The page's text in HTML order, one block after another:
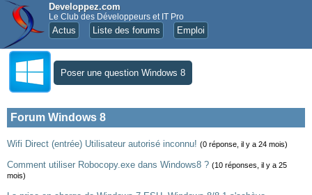
Developpez.com
Le Club des Développeurs et IT Pro
Actus Liste des forums Emploi
Poser une question Windows 8
Forum Windows 8
Wifi Direct (entrée) Utilisateur autorisé inconnu! (0 réponse, il y a 24 mois)
Comment utiliser Robocopy.exe dans Windows8 ? (10 réponses, il y a 25
mois)